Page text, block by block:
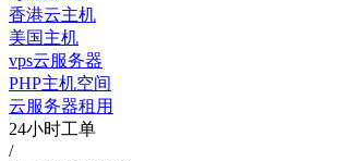
香港云主机
美国主机
vps云服务器
PHP主机空间
云服务器租用
24小时工单
/